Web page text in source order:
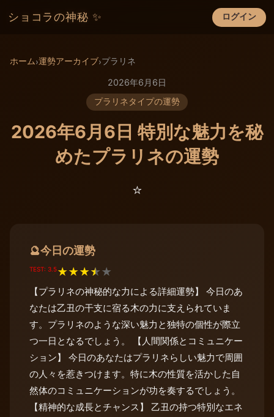
ショコラの神秘 ✨ ログイン
×
ホーム›運勢アーカイブ›プラリネ
2026年6月6日
プラリネタイプの運勢
2026年6月6日 特別な魅力を秘
めたプラリネの運勢
⭐️
🔮今日の運勢
TEST: 3.5★★★★★
【プラリネの神秘的な力による詳細運勢】 今日のあ
なたは乙丑の干支に宿る木の力に支えられていま
す。プラリネのような深い魅力と独特の個性が際立
つ一日となるでしょう。 【人間関係とコミュニケー
ション】 今日のあなたはプラリネらしい魅力で周囲
の人々を惹きつけます。特に木の性質を活かした自
然体のコミュニケーションが功を奏するでしょう。
【精神的な成長とチャンス】 乙丑の持つ特別なエネ